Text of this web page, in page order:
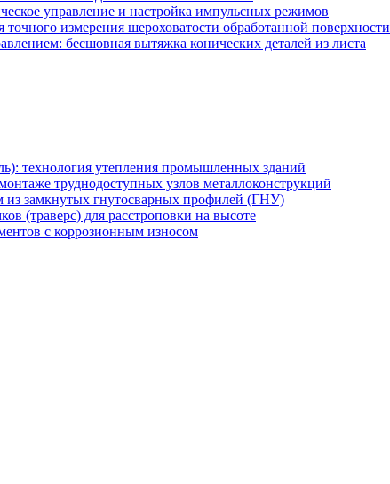
управление и настройка импульсных режимов
измерения шероховатости обработанной поверхности
бесшовная вытяжка конических деталей из листа
технология утепления промышленных зданий
труднодоступных узлов металлоконструкций
из замкнутых гнутосварных профилей (ГНУ)
(траверс) для расстроповки на высоте
с коррозионным износом